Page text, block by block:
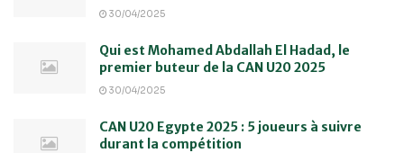
30/04/2025
Qui est Mohamed Abdallah El Hadad, le
premier buteur de la CAN U20 2025
30/04/2025
CAN U20 Egypte 2025 : 5 joueurs à suivre
durant la compétition